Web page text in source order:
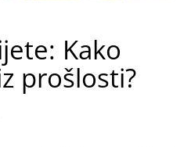
Kako
prošlosti?